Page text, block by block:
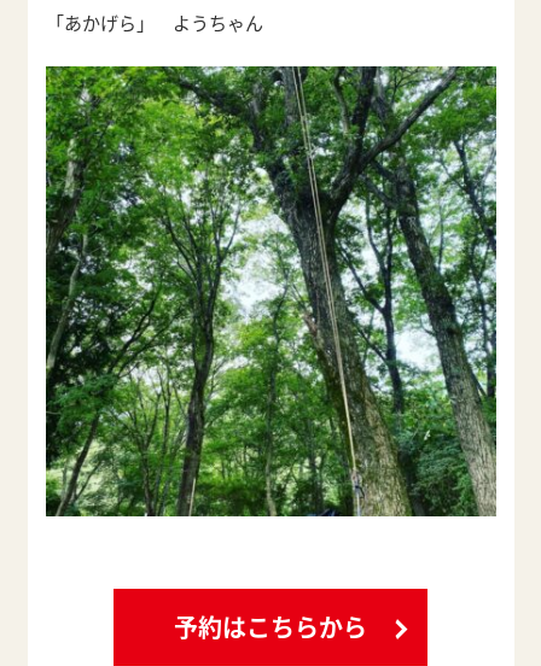
「あかげら」 ようちゃん
予約はこちらから